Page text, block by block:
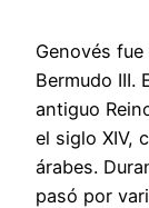
Genovés
Bermudo III.
antiguo
el siglo XIV,
árabes.
pasó por